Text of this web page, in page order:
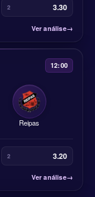
2 3.30
Ver análise→
12:00
Reipas
2 3.20
Ver análise→